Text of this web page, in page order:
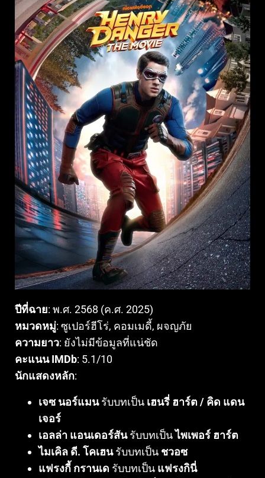
ปีที่ฉาย: พ.ศ. 2568 (ค.ศ. 2025)
หมวดหมู่: ซูเปอร์ฮีโร่, คอมเมดี้, ผจญภัย
ความยาว: ยังไม่มีข้อมูลที่แน่ชัด
คะแนน IMDb: 5.1/10
นักแสดงหลัก:
เจซ นอร์แมนรับบทเป็น เฮนรี่ ฮาร์ต / คิด แดน
เจอร์
เอลล่า แอนเดอร์สันรับบทเป็นไพเพอร์ ฮาร์ต
ไมเคิล ดี. โคเฮนรับบทเป็น ชวอซ
แฟรงกี้ กรานเด รับบทเป็น แฟรงกินี่